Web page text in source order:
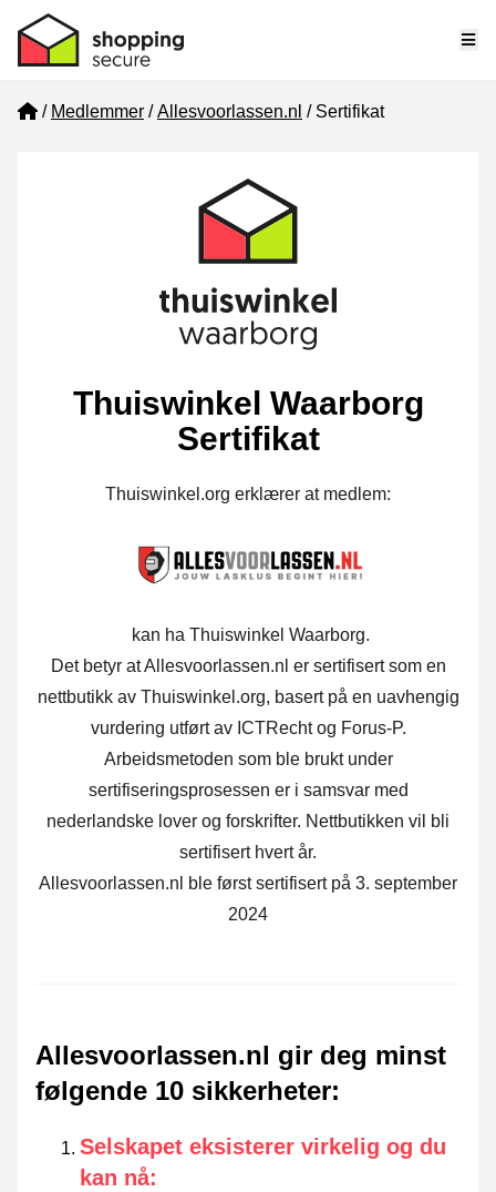
Home
Medlemmer Allesvoorlassen.nl Sertifikat
Thuiswinkel Waarborg
Sertifikat
Thuiswinkel.org erklærer at medlem:
kan ha Thuiswinkel Waarborg.
Det betyr at Allesvoorlassen.nl er sertifisert som en
nettbutikk av Thuiswinkel.org, basert på en uavhengig
vurdering utført av ICTRecht og Forus-P.
Arbeidsmetoden som ble brukt under
sertifiseringsprosessen er i samsvar med
nederlandske lover og forskrifter. Nettbutikken vil bli
sertifisert hvert år.
Allesvoorlassen.nl ble først sertifisert på 3. september
2024
Allesvoorlassen.nl gir deg minst
følgende 10 sikkerheter:
Selskapet eksisterer virkelig og du
kan nå: